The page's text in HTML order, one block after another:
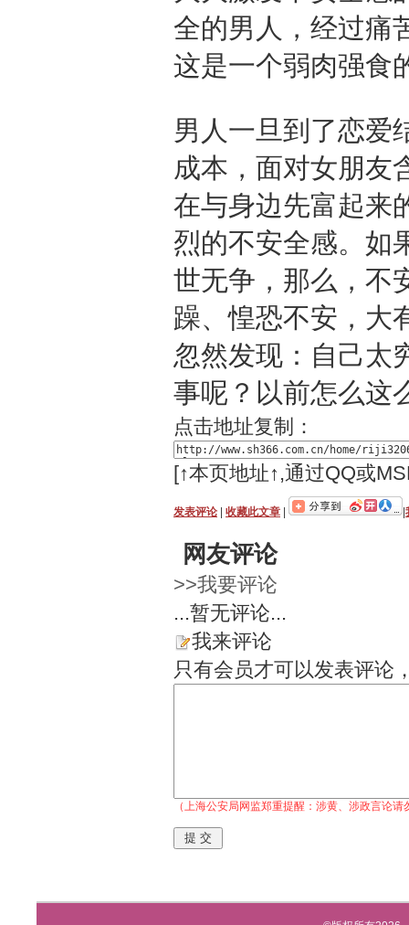
全的男人，经过痛
这是一个弱肉强食
男人一旦到了恋爱
成本，面对女朋友
在与身边先富起来
烈的不安全感。如
世无争，那么，不
躁、惶恐不安，大
忽然发现：自己太
事呢？以前怎么这
点击地址复制：
[↑本页地址↑,通过QQ或
发表评论 收藏此文章
网友评论
>>我要评论
...暂无评论...
我来评论
只有会员才可以发表评论
（上海公安局网监郑重提醒：涉黄、涉政言论